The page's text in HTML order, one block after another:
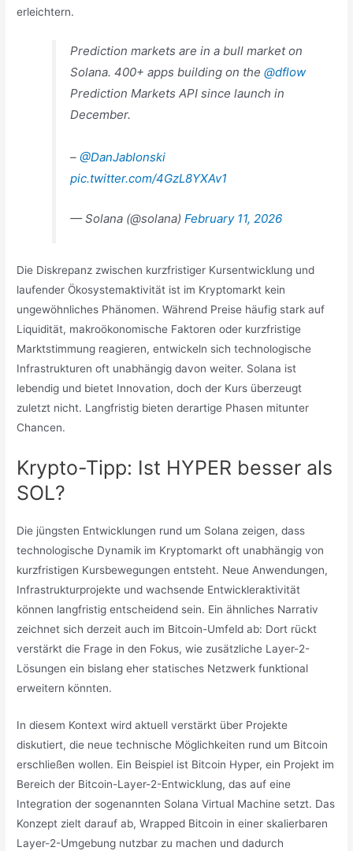
erleichtern.
Prediction markets are in a bull market on
Solana. 400+ apps building on the@dflow
Prediction Markets API since launch in
December.
– @DanJablonski
pic.twitter.com/4GzL8YXAv1
— Solana (@solana)February 11, 2026
Die Diskrepanz zwischen kurzfristiger Kursentwicklung und
laufender Ökosystemaktivität ist im Kryptomarkt kein
ungewöhnliches Phänomen. Während Preise häufig stark auf
Liquidität, makroökonomische Faktoren oder kurzfristige
Marktstimmung reagieren, entwickeln sich technologische
Infrastrukturen oft unabhängig davon weiter. Solana ist
lebendig und bietet Innovation, doch der Kurs überzeugt
zuletzt nicht. Langfristig bieten derartige Phasen mitunter
Chancen.
Krypto-Tipp: Ist HYPER besser als
SOL?
Die jüngsten Entwicklungen rund um Solana zeigen, dass
technologische Dynamik im Kryptomarkt oft unabhängig von
kurzfristigen Kursbewegungen entsteht. Neue Anwendungen,
Infrastrukturprojekte und wachsende Entwickleraktivität
können langfristig entscheidend sein. Ein ähnliches Narrativ
zeichnet sich derzeit auch im Bitcoin-Umfeld ab: Dort rückt
verstärkt die Frage in den Fokus, wie zusätzliche Layer-2-
Lösungen ein bislang eher statisches Netzwerk funktional
erweitern könnten.
In diesem Kontext wird aktuell verstärkt über Projekte
diskutiert, die neue technische Möglichkeiten rund um Bitcoin
erschließen wollen. Ein Beispiel ist Bitcoin Hyper, ein Projekt im
Bereich der Bitcoin-Layer-2-Entwicklung, das auf eine
Integration der sogenannten Solana Virtual Machine setzt. Das
Konzept zielt darauf ab, Wrapped Bitcoin in einer skalierbaren
Layer-2-Umgebung nutzbar zu machen und dadurch